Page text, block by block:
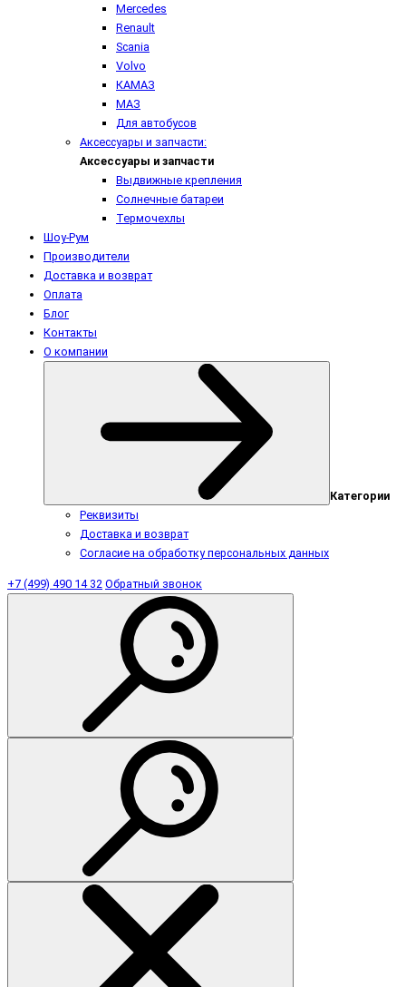
Mercedes
Renault
Scania
Volvo
КАМАЗ
МАЗ
Для автобусов
Аксессуары и запчасти:
Аксессуары и запчасти
Выдвижные крепления
Солнечные батареи
Термочехлы
Шоу-Рум
Производители
Доставка и возврат
Оплата
Блог
Контакты
О компании
Категории
Реквизиты
Доставка и возврат
Согласие на обработку персональных данных
+7 (499) 490 14 32 Обратный звонок